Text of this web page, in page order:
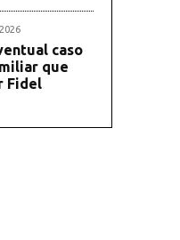
caso
que
Fidel